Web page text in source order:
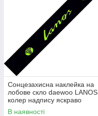
Сонцезахисна наклейка на
лобове скло daewoo LANOS
колер надпису яскраво
зелений
В наявності